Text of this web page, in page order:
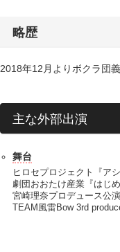
略歴
2018年12月よりボクラ団
主な外部出演
舞台
ヒロセプロジェクト『ア
劇団おおたけ産業『はじ
宮崎理奈プロデュース公
TEAM風雷Bow 3rd